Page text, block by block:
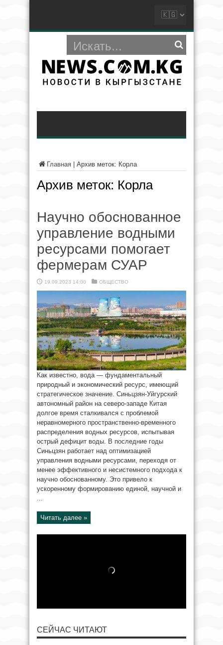
Главная Архив меток: Корла
Архив меток: Корла
Научно обоснованное
управление водными
ресурсами помогает
фермерам СУАР
19.09.2023 14:00 ОБЩЕСТВО
Как известно, вода — фундаментальный
природный и экономический ресурс, имеющий
стратегическое значение. Синьцзян-Уйгурский
автономный район на северо-западе Китая
долгое время сталкивался с проблемой
неравномерного пространственно-временного
распределения водных ресурсов, испытывая
острый дефицит воды. В последние годы
Синьцзян работает над оптимизацией
управления водными ресурсами, переходя от
менее эффективного и несистемного подхода к
научно обоснованному. Это привело к
ускоренному формированию единой, научной и
...
Читать далее »
СЕЙЧАС ЧИТАЮТ